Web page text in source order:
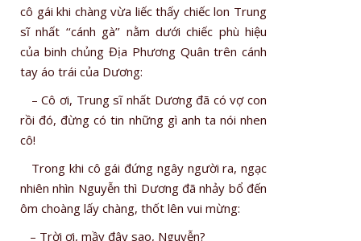
cô gái khi chàng vừa liếc thấy chiếc lon Trung
sĩ nhất ‘‘cánh gà’’ nằm dưới chiếc phù hiệu
của binh chủng Địa Phương Quân trên cánh
tay áo trái của Dương:
– Cô ơi, Trung sĩ nhất Dương đã có vợ con
rồi đó, đừng có tin những gì anh ta nói nhen
cô!
Trong khi cô gái đứng ngây người ra, ngạc
nhiên nhìn Nguyễn thì Dương đã nhảy bổ đến
ôm choàng lấy chàng, thốt lên vui mừng:
– Trời ơi, mầy đây sao, Nguyễn?